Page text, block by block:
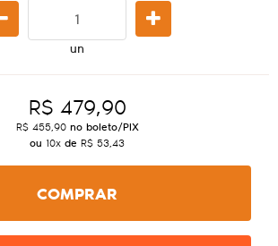
un
R$ 479,90
R$ 455,90no boleto/PIX
ou 10x de R$ 53,43
COMPRAR